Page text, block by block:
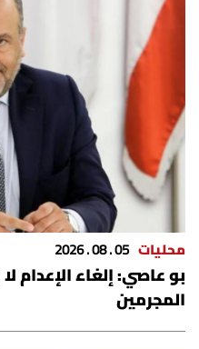
شروط الاستخدام
شروط الإشتراك
محليات 05 . 08 . 2026
بو عاصي: إلغاء الإعدام
المجرمين